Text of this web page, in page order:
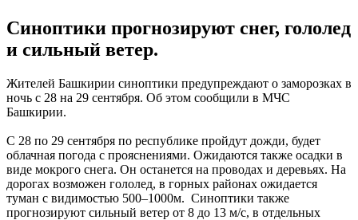
Синоптики прогнозируют снег, гололед
и сильный ветер.
Жителей Башкирии синоптики предупреждают о заморозках в
ночь с 28 на 29 сентября. Об этом сообщили в МЧС
Башкирии.
С 28 по 29 сентября по республике пройдут дожди, будет
облачная погода с прояснениями. Ожидаются также осадки в
виде мокрого снега. Он останется на проводах и деревьях. На
дорогах возможен гололед, в горных районах ожидается
туман с видимостью 500–1000м. Синоптики также
прогнозируют сильный ветер от 8 до 13 м/с, в отдельных